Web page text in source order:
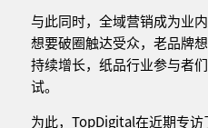
与此同时，全域营销成为业
想要破圈触达受众，老品牌
持续增长，纸品行业参与者
试。
为此，TopDigital在近期专